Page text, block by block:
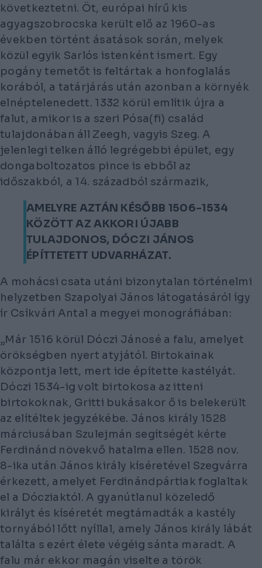
következtetni. Öt, európai hírű kis
agyagszobrocska került elő az 1960-as
években történt ásatások során, melyek
közül egyik Sarlós istenként ismert. Egy
pogány temetőt is feltártak a honfoglalás
korából, a tatárjárás után azonban a környék
elnéptelenedett. 1332 körül említik újra a
falut, amikor is a szeri Pósa(fi) család
tulajdonában áll Zeegh, vagyis Szeg. A
jelenlegi telken álló legrégebbi épület, egy
dongaboltozatos pince is ebből az
időszakból, a 14. századból származik,
AMELYRE AZTÁN KÉSŐBB 1506-1534
KÖZÖTT AZ AKKORI ÚJABB
TULAJDONOS, DÓCZI JÁNOS
ÉPÍTTETETT UDVARHÁZAT.
A mohácsi csata utáni bizonytalan történelmi
helyzetben Szapolyai János látogatásáról így
ír Csíkvári Antal a megyei monográfiában:
„Már 1516 körül Dóczi Jánosé a falu, amelyet
örökségben nyert atyjától. Birtokainak
központja lett, mert ide építette kastélyát.
Dóczi 1534-ig volt birtokosa az itteni
birtokoknak, Gritti bukásakor ő is belekerült
az elítéltek jegyzékébe. János király 1528
márciusában Szulejmán segítségét kérte
Ferdinánd növekvő hatalma ellen. 1528 nov.
8-ika után János király kíséretével Szegvárra
érkezett, amelyet Ferdinándpártiak foglaltak
el a Dócziaktól. A gyanútlanul közeledő
királyt és kíséretét megtámadták a kastély
tornyából lőtt nyíllal, amely János király lábát
találta s ezért élete végéig sánta maradt. A
falu már ekkor magán viselte a török